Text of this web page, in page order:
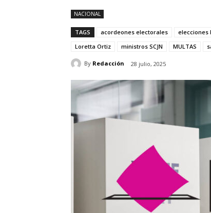
NACIONAL
TAGS acordeones electorales elecciones
Loretta Ortiz
ministros SCJN MULTAS
By Redacción 28 julio, 2025